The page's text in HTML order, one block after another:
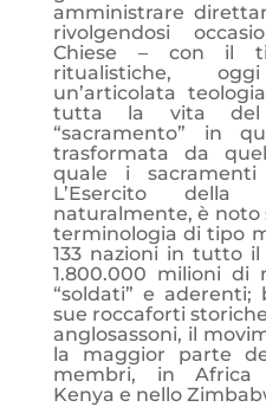
amministrare
rivolgendosi
Chiese – con il
ritualistiche,
un’articolata
tutta la vita del
“sacramento” in
trasformata da
quale i
L’Esercito
naturalmente, è
terminologia di tipo
133 nazioni in tutto
1.800.000 milioni di
“soldati” e aderenti;
sue roccaforti
anglosassoni, il
la maggior parte
membri, in Africa
Kenya e nello